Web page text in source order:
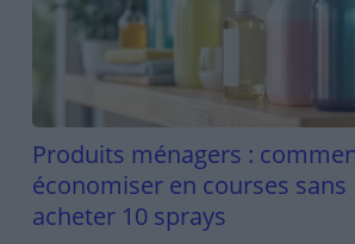
Produits ménagers :
économiser en courses sans
acheter 10 sprays